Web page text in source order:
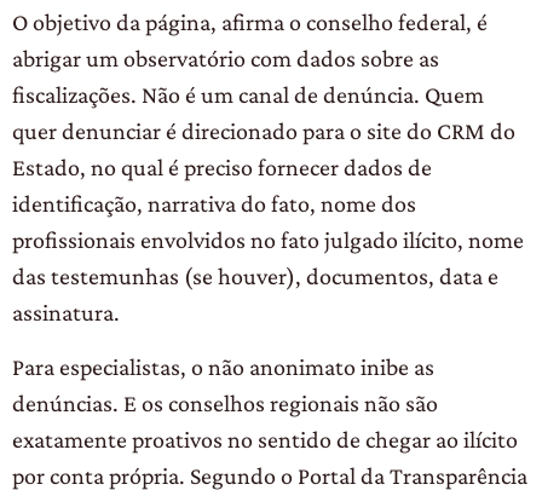
O objetivo da página, afirma o conselho federal, é
abrigar um observatório com dados sobre as
fiscalizações. Não é um canal de denúncia. Quem
quer denunciar é direcionado para o site do CRM do
Estado, no qual é preciso fornecer dados de
identificação, narrativa do fato, nome dos
profissionais envolvidos no fato julgado ilícito, nome
das testemunhas (se houver), documentos, data e
assinatura.
Para especialistas, o não anonimato inibe as
denúncias. E os conselhos regionais não são
exatamente proativos no sentido de chegar ao ilícito
por conta própria. Segundo o Portal da Transparência